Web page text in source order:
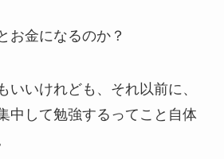
お金になるのか？
いいけれども、それ以前に、
中して勉強するってこと自体